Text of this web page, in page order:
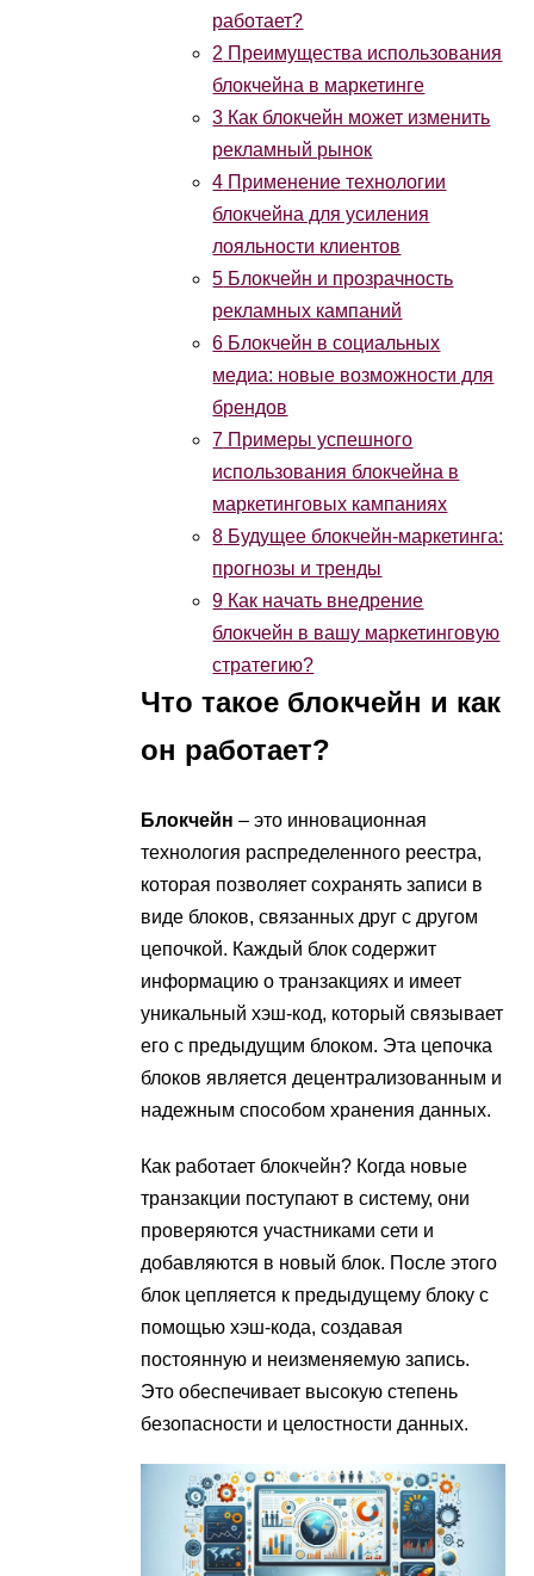
работает?
2 Преимущества использования
блокчейна в маркетинге
3 Как блокчейн может изменить
рекламный рынок
4 Применение технологии
блокчейна для усиления
лояльности клиентов
5 Блокчейн и прозрачность
рекламных кампаний
6 Блокчейн в социальных
медиа: новые возможности для
брендов
7 Примеры успешного
использования блокчейна в
маркетинговых кампаниях
8 Будущее блокчейн-маркетинга:
прогнозы и тренды
9 Как начать внедрение
блокчейн в вашу маркетинговую
стратегию?
Что такое блокчейн и как
он работает?
Блокчейн – это инновационная
технология распределенного реестра,
которая позволяет сохранять записи в
виде блоков, связанных друг с другом
цепочкой. Каждый блок содержит
информацию о транзакциях и имеет
уникальный хэш-код, который связывает
его с предыдущим блоком. Эта цепочка
блоков является децентрализованным и
надежным способом хранения данных.
Как работает блокчейн? Когда новые
транзакции поступают в систему, они
проверяются участниками сети и
добавляются в новый блок. После этого
блок цепляется к предыдущему блоку с
помощью хэш-кода, создавая
постоянную и неизменяемую запись.
Это обеспечивает высокую степень
безопасности и целостности данных.